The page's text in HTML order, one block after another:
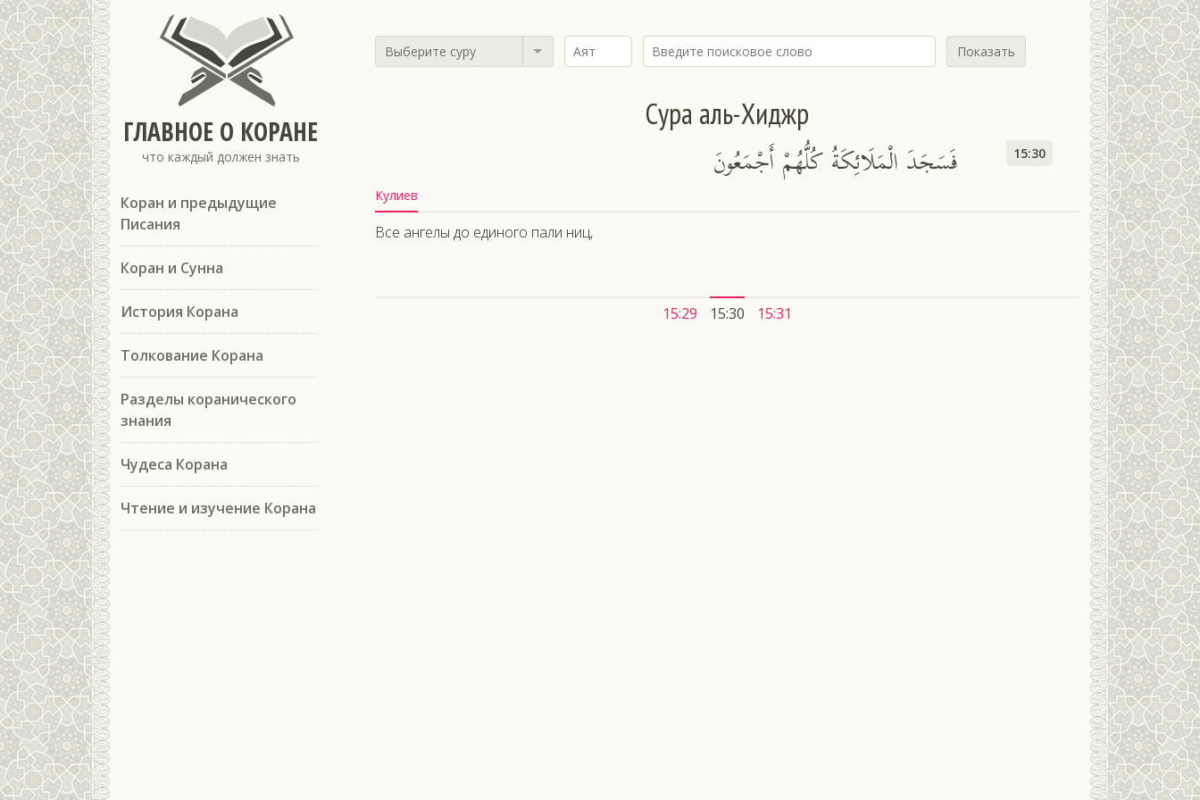
ГЛАВНОЕ О КОРАНЕ
что каждый должен знать
Коран и предыдущие
Писания
Коран и Сунна
История Корана
Толкование Корана
Разделы коранического
знания
Чудеса Корана
Чтение и изучение Корана
Выберите суру Показать
Сура аль-Хиджр
فَسَجَدَ الْمَلَائِكَةُ كُلُّهُمْ أَجْمَعُونَ 15:30
Кулиев
Все ангелы до единого пали ниц,
15:29 15:30 15:31